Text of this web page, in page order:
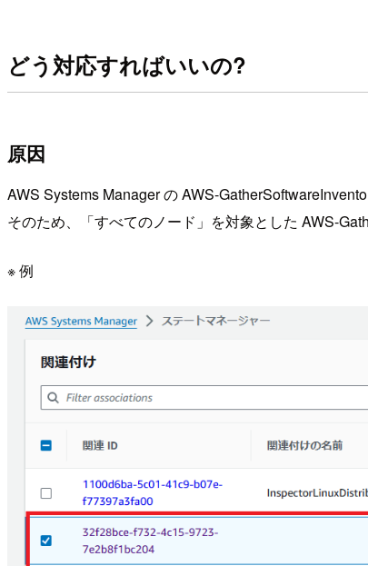
どう対応すればいいの?
原因
AWS Systems Manager の AWS-
そのため、「すべてのノード」を対象とした AWS-
※ 例